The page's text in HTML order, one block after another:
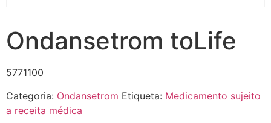
Ondansetrom toLife
5771100
Categoria: Ondansetrom Etiqueta: Medicamento sujeito
a receita médica